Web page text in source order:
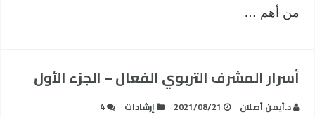
من أهم …
أسرار المشرف التربوي الفعال – الجزء الأول
د.أيمن أصلان 2021/08/21 إرشادات 4